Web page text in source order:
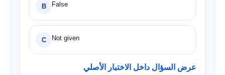
B False
C Not given
عرض السؤال داخل الاختبار الأصلي